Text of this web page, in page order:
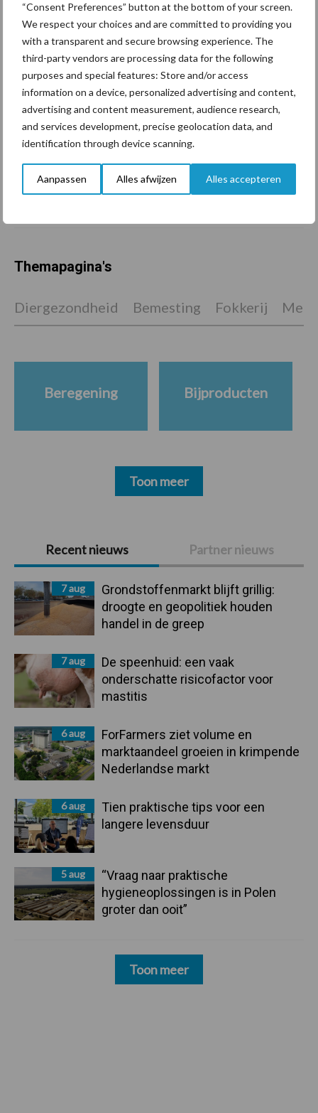
“Consent Preferences” button at the bottom of your screen.
We respect your choices and are committed to providing you
with a transparent and secure browsing experience. The
third-party vendors are processing data for the following
purposes and special features: Store and/or access
information on a device, personalized advertising and content,
advertising and content measurement, audience research,
and services development, precise geolocation data, and
identification through device scanning.
Aanpassen Alles afwijzen Alles accepteren
Primaire
Sidebar
Recent nieuws Partner nieuws
7 aug
Grondstoffenmarkt blijft grillig:
droogte en geopolitiek houden
handel in de greep
7 aug
De speenhuid: een vaak
onderschatte risicofactor voor
mastitis
6 aug
ForFarmers ziet volume en
marktaandeel groeien in krimpende
Nederlandse markt
6 aug
Tien praktische tips voor een
langere levensduur
5 aug
“Vraag naar praktische
hygieneoplossingen is in Polen
groter dan ooit”
Toon meer
in de greep
De speenhuid: een vaak
onderschatte risicofactor
voor mastitis
krimpende Nederlandse
Themapagina's
Diergezondheid Bemesting Fokkerij
Beregening Bijproducten
Toon meer